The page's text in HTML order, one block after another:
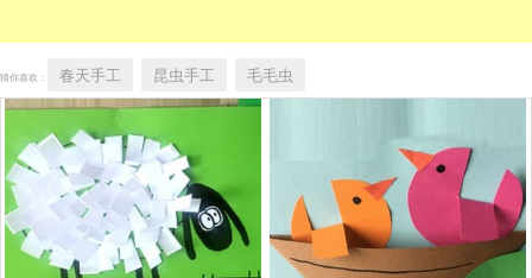
猜你喜欢： 春天手工 昆虫手工 毛毛虫